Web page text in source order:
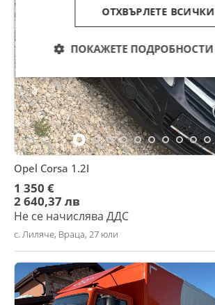
Opel Corsa 1.2I
1 350 €
2 640,37 лв
Не се начислява ДДС
с. Лиляче, Враца, 27 юли
ОТХВЪРЛЕТЕ ВСИЧКИ
ПОКАЖЕТЕ ПОДРОБНОСТИ